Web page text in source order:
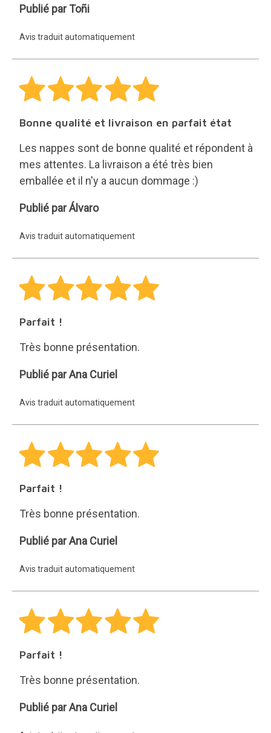
Toñi
Publié par Toñi
Avis traduit automatiquement
Bonne qualité et livraison en parfait état
Les nappes sont de bonne qualité et répondent à
mes attentes. La livraison a été très bien
emballée et il n'y a aucun dommage :)
Álvaro
Publié par Álvaro
Avis traduit automatiquement
Parfait !
Très bonne présentation.
Ana
Publié par Ana Curiel
Avis traduit automatiquement
Parfait !
Très bonne présentation.
Ana
Publié par Ana Curiel
Avis traduit automatiquement
Parfait !
Très bonne présentation.
Ana
Publié par Ana Curiel